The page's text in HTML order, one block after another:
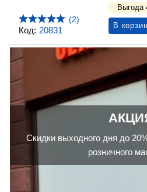
Код: 20831
(2)
Выгода
В
Скидки выходного дня до
розничного